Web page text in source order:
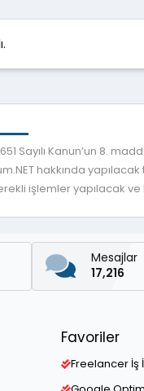
Kanun’un 8.
hakkında
işlemler yapılacak
Mesajlar
17,216
Favoriler
Freelancer İş